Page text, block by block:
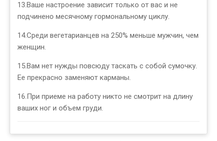
13.Ваше настроение зависит только от вас и не
подчинено месячному гормональному циклу.
14.Среди вегетарианцев на 250% меньше мужчин, чем
женщин.
15.Вам нет нужды повсюду таскать с собой сумочку.
Ее прекрасно заменяют карманы.
16.При приеме на работу никто не смотрит на длину
ваших ног и объем груди.